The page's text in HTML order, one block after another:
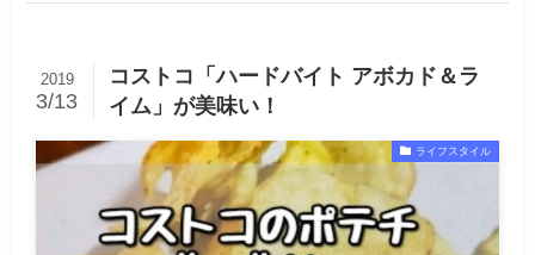
コストコ「ハードバイト アボカド＆ラ
イム」が美味い！
2019
3/13
ライフスタイル